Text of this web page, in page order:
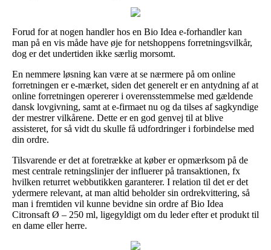
Forud for at nogen handler hos en Bio Idea e-forhandler kan
man på en vis måde have øje for netshoppens forretningsvilkår,
dog er det undertiden ikke særlig morsomt.
En nemmere løsning kan være at se nærmere på om online
forretningen er e-mærket, siden det generelt er en antydning af at
online forretningen opererer i overensstemmelse med gældende
dansk lovgivning, samt at e-firmaet nu og da tilses af sagkyndige
der mestrer vilkårene. Dette er en god genvej til at blive
assisteret, for så vidt du skulle få udfordringer i forbindelse med
din ordre.
Tilsvarende er det at foretrække at køber er opmærksom på de
mest centrale retningslinjer der influerer på transaktionen, fx
hvilken returret webbutikken garanterer. I relation til det er det
ydermere relevant, at man altid beholder sin ordrekvittering, så
man i fremtiden vil kunne bevidne sin ordre af Bio Idea
Citronsaft Ø – 250 ml, ligegyldigt om du leder efter et produkt til
en dame eller herre.